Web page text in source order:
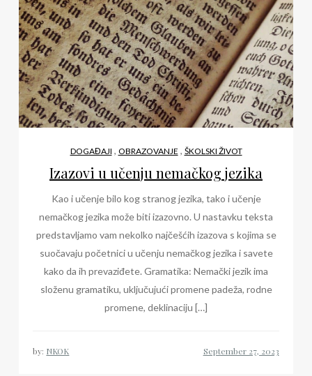
DOGAĐAJI , OBRAZOVANJE , ŠKOLSKI ŽIVOT
Izazovi u učenju nemačkog jezika
Kao i učenje bilo kog stranog jezika, tako i učenje
nemačkog jezika može biti izazovno. U nastavku teksta
predstavljamo vam nekolko najčešćih izazova s kojima se
suočavaju početnici u učenju nemačkog jezika i savete
kako da ih prevaziđete. Gramatika: Nemački jezik ima
složenu gramatiku, uključujući promene padeža, rodne
promene, deklinaciju […]
by: NKOK